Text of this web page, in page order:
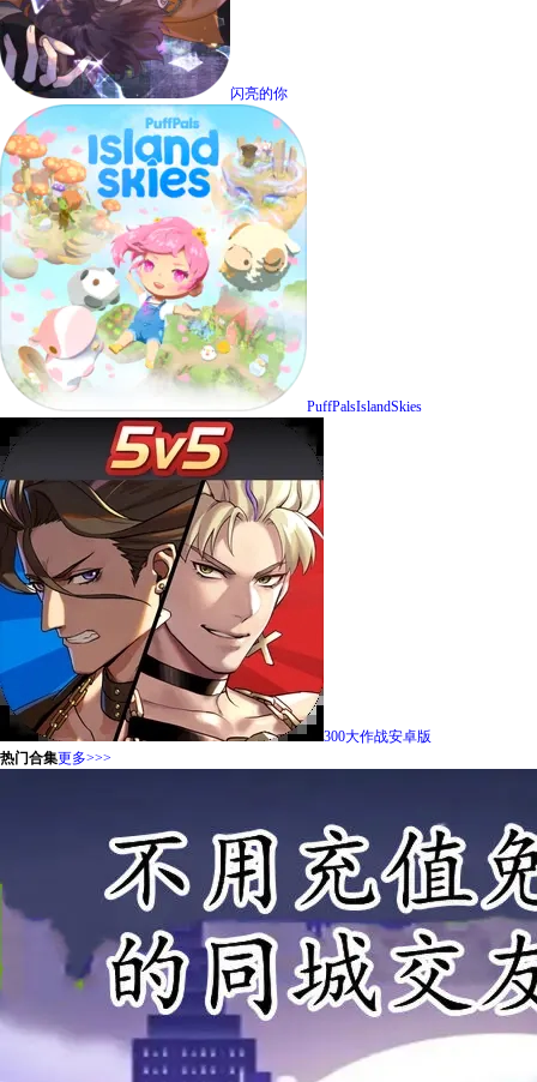
闪亮的你
PuffPalsIslandSkies
300大作战安卓版
热门合集更多>>>